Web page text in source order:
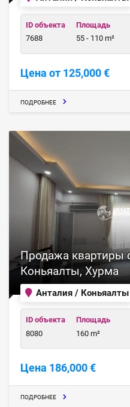
ID объекта
7688
Площадь
55 - 110 m²
Цена от 125,000 €
ПОДРОБНЕЕ
Анталия / Коньяалты
Продажа квартиры
Коньяалты, Хурма
ID объекта
8080
Площадь
160 m²
Цена 186,000 €
ПОДРОБНЕЕ